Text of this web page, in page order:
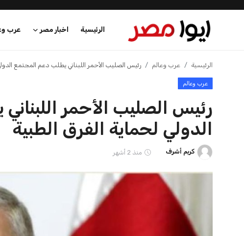
الرئيسية اخبار مصر عرب
الرئيسية
اخبار مصر
عرب وعالم
اخبار الرياضة
علوم وتكنولوجيا
الرئيسية عرب وعالم رئيس الصليب الأحمر اللبناني يطلب دعم المجتمع
عرب وعالم
رئيس الصليب الأحمر
الدولي لحماية الفرق الطبية
كريم أشرف منذ 2 أشهر